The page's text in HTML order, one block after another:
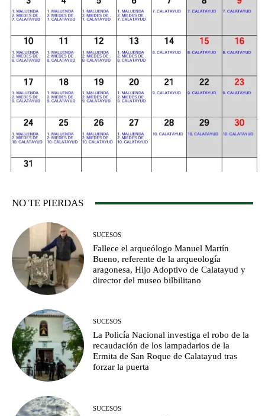
NO TE PIERDAS
SUCESOS
Fallece el arqueólogo Manuel Martín
Bueno, referente de la arqueología
aragonesa, Hijo Adoptivo de Calatayud y
director del museo bilbilitano
SUCESOS
La Policía Nacional investiga el robo de la
recaudación de los lampadarios de la
Ermita de San Roque de Calatayud tras
forzar la puerta
SUCESOS